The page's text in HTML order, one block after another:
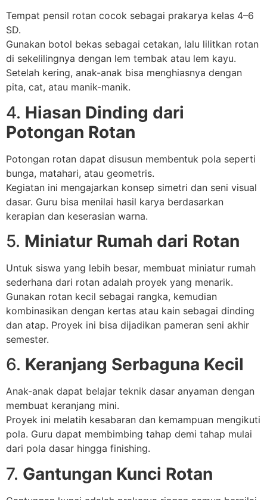
Tempat pensil rotan cocok sebagai prakarya kelas 4–6
SD.
Gunakan botol bekas sebagai cetakan, lalu lilitkan rotan
di sekelilingnya dengan lem tembak atau lem kayu.
Setelah kering, anak-anak bisa menghiasnya dengan
pita, cat, atau manik-manik.
4. Hiasan Dinding dari
Potongan Rotan
Potongan rotan dapat disusun membentuk pola seperti
bunga, matahari, atau geometris.
Kegiatan ini mengajarkan konsep simetri dan seni visual
dasar. Guru bisa menilai hasil karya berdasarkan
kerapian dan keserasian warna.
5. Miniatur Rumah dari Rotan
Untuk siswa yang lebih besar, membuat miniatur rumah
sederhana dari rotan adalah proyek yang menarik.
Gunakan rotan kecil sebagai rangka, kemudian
kombinasikan dengan kertas atau kain sebagai dinding
dan atap. Proyek ini bisa dijadikan pameran seni akhir
semester.
6. Keranjang Serbaguna Kecil
Anak-anak dapat belajar teknik dasar anyaman dengan
membuat keranjang mini.
Proyek ini melatih kesabaran dan kemampuan mengikuti
pola. Guru dapat membimbing tahap demi tahap mulai
dari pola dasar hingga finishing.
7. Gantungan Kunci Rotan